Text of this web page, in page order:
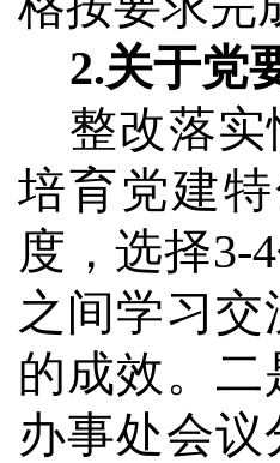
2.关于党
整改落实
培育党建
度，选择3-4
之间学习
的成效。
办事处会